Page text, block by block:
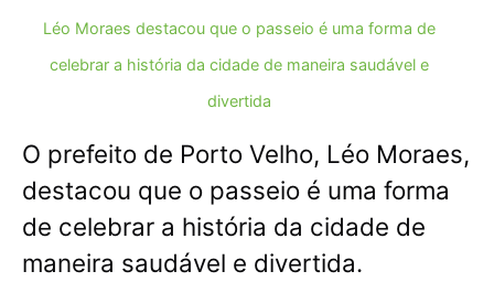
Léo Moraes destacou que o passeio é uma forma de
celebrar a história da cidade de maneira saudável e
divertida
O prefeito de Porto Velho, Léo Moraes,
destacou que o passeio é uma forma
de celebrar a história da cidade de
maneira saudável e divertida.